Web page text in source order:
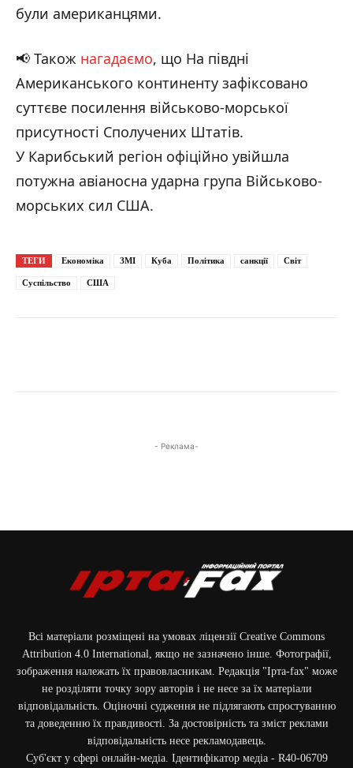
були американцями.
📢 Також нагадаємо, що На півдні
Американського континенту зафіксовано
суттєве посилення військово-морської
присутності Сполучених Штатів.
У Карибський регіон офіційно увійшла
потужна авіаносна ударна група Військово-
морських сил США.
ТЕГИ Економіка ЗМІ Куба Політика санкції Світ
Суспільство США
- Реклама-
Всі матеріали розміщені на умовах ліцензії Creative Commons
Attribution 4.0 International, якщо не зазначено інше. Фотографії,
зображення належать їх правовласникам. Редакція "Ірта-fax" може
не розділяти точку зору авторів і не несе за їх матеріали
відповідальність. Оціночні судження не підлягають спростуванню
та доведенню їх правдивості. За достовірність та зміст реклами
відповідальність несе рекламодавець.
Cуб'єкт у сфері онлайн-медіа. Ідентифікатор медіа - R40-06709